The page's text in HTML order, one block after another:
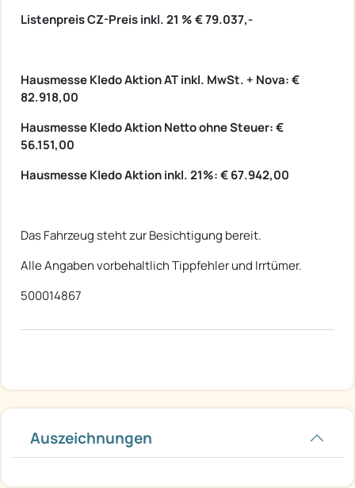
Listenpreis CZ-Preis inkl. 21 % € 79.037,-
Hausmesse Kledo AktionAT inkl. MwSt. + Nova: €
82.918,00
Hausmesse Kledo AktionNetto ohne Steuer: €
56.151,00
Hausmesse Kledo Aktion inkl. 21%: € 67.942,00
Das Fahrzeug steht zur Besichtigung bereit.
Alle Angaben vorbehaltlich Tippfehler und Irrtümer.
500014867
Auszeichnungen